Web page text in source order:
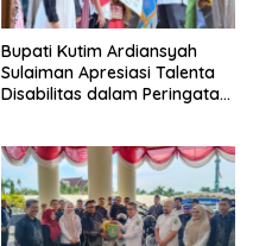
Bupati Kutim Ardiansyah
Sulaiman Apresiasi Talenta
Disabilitas dalam Peringatan